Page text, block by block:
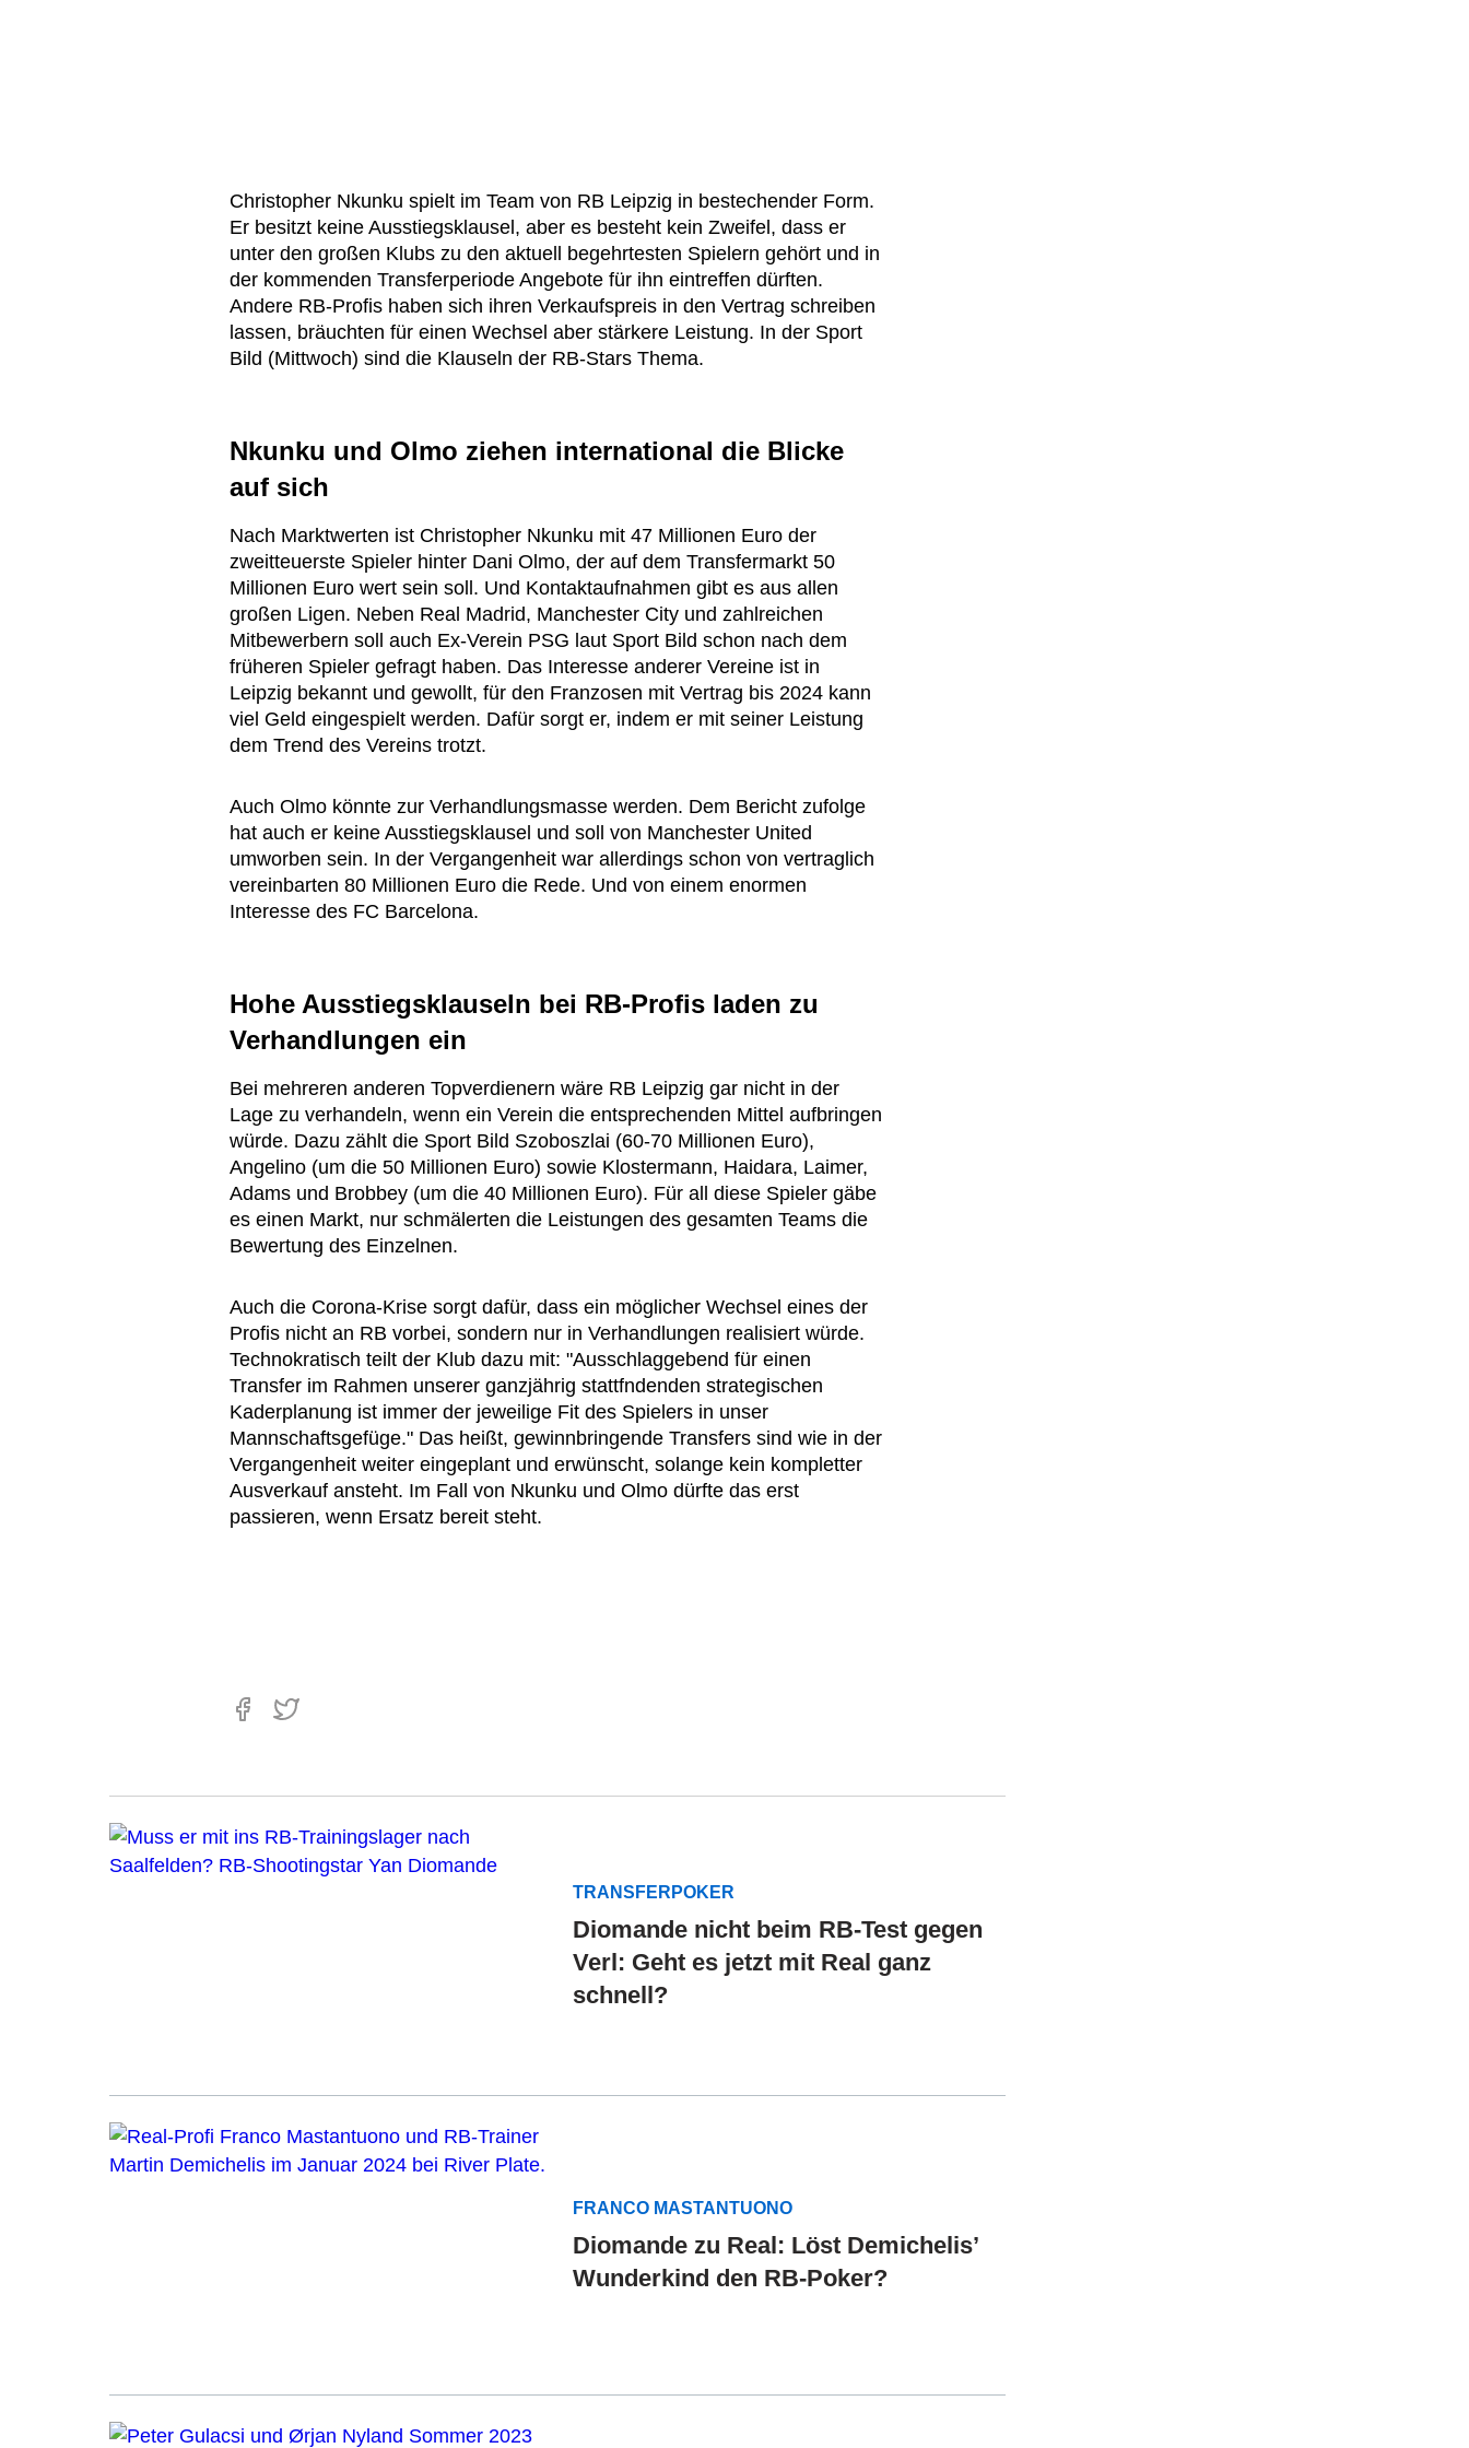
Christopher Nkunku spielt im Team von RB Leipzig in bestechender Form.
Er besitzt keine Ausstiegsklausel, aber es besteht kein Zweifel, dass er
unter den großen Klubs zu den aktuell begehrtesten Spielern gehört und in
der kommenden Transferperiode Angebote für ihn eintreffen dürften.
Andere RB-Profis haben sich ihren Verkaufspreis in den Vertrag schreiben
lassen, bräuchten für einen Wechsel aber stärkere Leistung. In der Sport
Bild (Mittwoch) sind die Klauseln der RB-Stars Thema.
Nkunku und Olmo ziehen international die Blicke
auf sich
Nach Marktwerten ist Christopher Nkunku mit 47 Millionen Euro der
zweitteuerste Spieler hinter Dani Olmo, der auf dem Transfermarkt 50
Millionen Euro wert sein soll. Und Kontaktaufnahmen gibt es aus allen
großen Ligen. Neben Real Madrid, Manchester City und zahlreichen
Mitbewerbern soll auch Ex-Verein PSG laut Sport Bild schon nach dem
früheren Spieler gefragt haben. Das Interesse anderer Vereine ist in
Leipzig bekannt und gewollt, für den Franzosen mit Vertrag bis 2024 kann
viel Geld eingespielt werden. Dafür sorgt er, indem er mit seiner Leistung
dem Trend des Vereins trotzt.
Auch Olmo könnte zur Verhandlungsmasse werden. Dem Bericht zufolge
hat auch er keine Ausstiegsklausel und soll von Manchester United
umworben sein. In der Vergangenheit war allerdings schon von vertraglich
vereinbarten 80 Millionen Euro die Rede. Und von einem enormen
Interesse des FC Barcelona.
Hohe Ausstiegsklauseln bei RB-Profis laden zu
Verhandlungen ein
Bei mehreren anderen Topverdienern wäre RB Leipzig gar nicht in der
Lage zu verhandeln, wenn ein Verein die entsprechenden Mittel aufbringen
würde. Dazu zählt die Sport Bild Szoboszlai (60-70 Millionen Euro),
Angelino (um die 50 Millionen Euro) sowie Klostermann, Haidara, Laimer,
Adams und Brobbey (um die 40 Millionen Euro). Für all diese Spieler gäbe
es einen Markt, nur schmälerten die Leistungen des gesamten Teams die
Bewertung des Einzelnen.
Auch die Corona-Krise sorgt dafür, dass ein möglicher Wechsel eines der
Profis nicht an RB vorbei, sondern nur in Verhandlungen realisiert würde.
Technokratisch teilt der Klub dazu mit: "Ausschlaggebend für einen
Transfer im Rahmen unserer ganzjährig stattfndenden strategischen
Kaderplanung ist immer der jeweilige Fit des Spielers in unser
Mannschaftsgefüge." Das heißt, gewinnbringende Transfers sind wie in der
Vergangenheit weiter eingeplant und erwünscht, solange kein kompletter
Ausverkauf ansteht. Im Fall von Nkunku und Olmo dürfte das erst
passieren, wenn Ersatz bereit steht.
TRANSFERPOKER
Diomande nicht beim RB-Test gegen
Verl: Geht es jetzt mit Real ganz
schnell?
FRANCO MASTANTUONO
Diomande zu Real: Löst Demichelis’
Wunderkind den RB-Poker?